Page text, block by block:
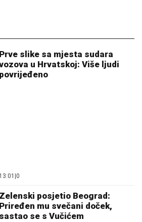
Prve slike sa mjesta sudara
u Hrvatskoj: Više ljudi
povrijeđeno
13:01 0
Zelenski posjetio Beograd:
Priređen mu svečani doček,
sastao se s Vučićem